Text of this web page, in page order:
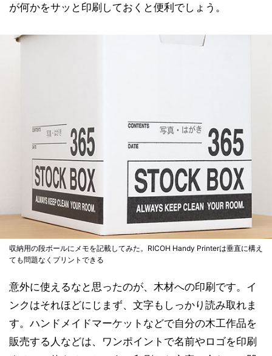
が何かをサッと印刷しておくと便利でしょう。
収納用の段ボールにメモを記載してみた。RICOH Handy Printerは垂直に構え
ても問題なくプリントできる
意外に使えるなと思ったのが、木材への印刷です。イ
ンクはそれほどにじまず、文字もしっかり読み取れま
す。ハンドメイドマーケットなどで自分の木工作品を
販売する人などは、ワンポイントで名前やロゴを印刷